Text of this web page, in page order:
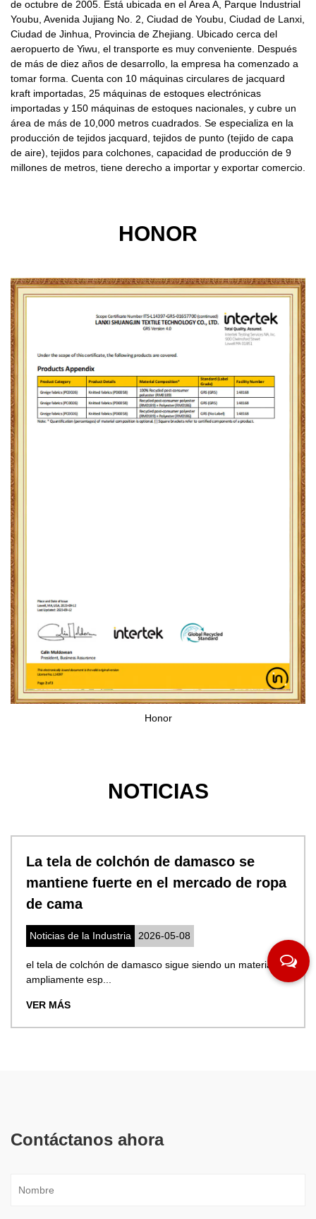
de octubre de 2005. Está ubicada en el Área A, Parque Industrial
Youbu, Avenida Jujiang No. 2, Ciudad de Youbu, Ciudad de Lanxi,
Ciudad de Jinhua, Provincia de Zhejiang. Ubicado cerca del
aeropuerto de Yiwu, el transporte es muy conveniente. Después
de más de diez años de desarrollo, la empresa ha comenzado a
tomar forma. Cuenta con 10 máquinas circulares de jacquard
kraft importadas, 25 máquinas de estoques electrónicas
importadas y 150 máquinas de estoques nacionales, y cubre un
área de más de 10,000 metros cuadrados. Se especializa en la
producción de tejidos jacquard, tejidos de punto (tejido de capa
de aire), tejidos para colchones, capacidad de producción de 9
millones de metros, tiene derecho a importar y exportar comercio.
HONOR
Honor
NOTICIAS
La tela de colchón de damasco se
mantiene fuerte en el mercado de ropa
de cama
Noticias de la Industria 2026-05-08
el tela de colchón de damasco sigue siendo un material
ampliamente esp...
VER MÁS
Contáctanos ahora